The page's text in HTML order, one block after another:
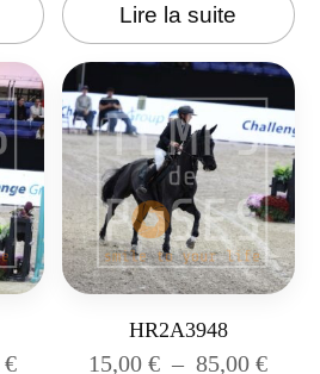
Lire la suite
€
HR2A3948
15,00€ – 85,00€